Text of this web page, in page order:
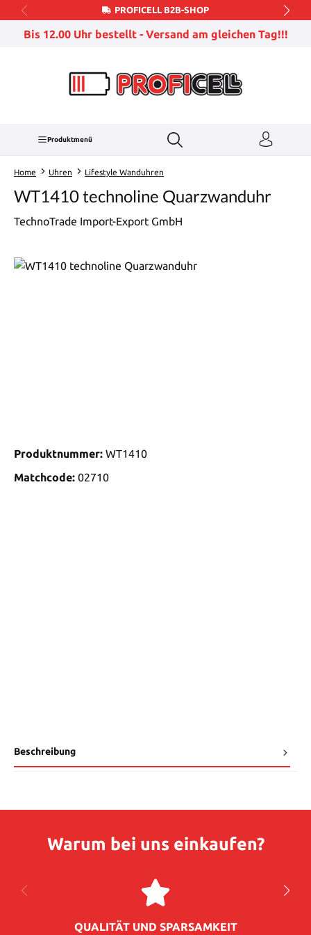
Zum Hauptinhalt springenPROFICELL B2B-SHOP
Bis 12.00 Uhr bestellt - Versand am gleichen Tag!!!
Produktmenü
Home Uhren Lifestyle Wanduhren
WT1410 technoline Quarzwanduhr
TechnoTrade Import-Export GmbH
Bildergalerie überspringen
Produktnummer: WT1410
Matchcode: 02710
Beschreibung
Warum bei uns einkaufen?
QUALITÄT UND SPARSAMKEIT